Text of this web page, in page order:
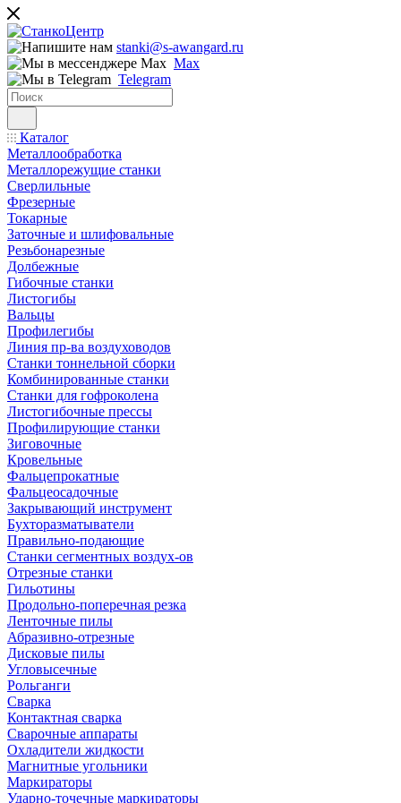
stanki@s-awangard.ru
Max
Telegram
Каталог
Металлообработка
Металлорежущие станки
Сверлильные
Фрезерные
Токарные
Заточные и шлифовальные
Резьбонарезные
Долбежные
Гибочные станки
Листогибы
Вальцы
Профилегибы
Линия пр-ва воздуховодов
Станки тоннельной сборки
Комбинированные станки
Станки для гофроколена
Листогибочные прессы
Профилирующие станки
Зиговочные
Кровельные
Фальцепрокатные
Фальцеосадочные
Закрывающий инструмент
Бухторазматыватели
Правильно-подающие
Станки сегментных воздух-ов
Отрезные станки
Гильотины
Продольно-поперечная резка
Ленточные пилы
Абразивно-отрезные
Дисковые пилы
Угловысечные
Рольганги
Сварка
Контактная сварка
Сварочные аппараты
Охладители жидкости
Магнитные угольники
Маркираторы
Ударно-точечные маркираторы